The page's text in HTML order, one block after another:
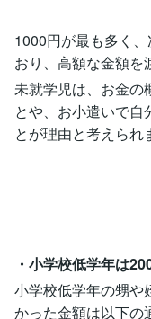
1000円が最も多く
おり、高額な金額を
未就学児は、お金の
とや、お小遣いで自
とが理由と考えられ
・小学校低学年は
小学校低学年の甥や
かった金額は以下の